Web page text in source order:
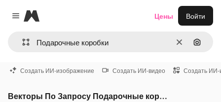
Close menu
Magnific
ОчиститьПоиск
Цены Войти
Создать ИИ-изображение Создать ИИ-видео Создать ИИ-
Векторы По Запросу Подарочные коробки